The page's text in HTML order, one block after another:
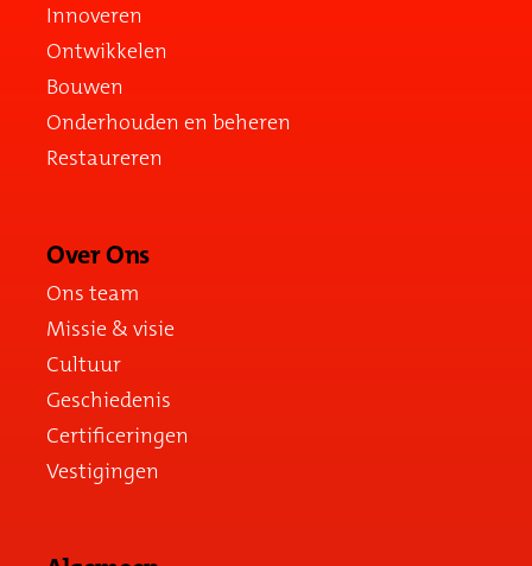
Innoveren
Ontwikkelen
Bouwen
Onderhouden en beheren
Restaureren
Over Ons
Ons team
Missie & visie
Cultuur
Geschiedenis
Certificeringen
Vestigingen